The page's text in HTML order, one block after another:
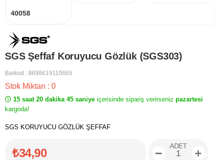
40058
SGS Şeffaf Koruyucu Gözlük (SGS303)
Barkod : 8698619110665
Stok Miktarı : 0
15 saat 20 dakika 45 saniye içerisinde sipariş verirseniz pazartesi
kargoda!
SGS KORUYUCU GÖZLÜK ŞEFFAF
₺34,90
ADET